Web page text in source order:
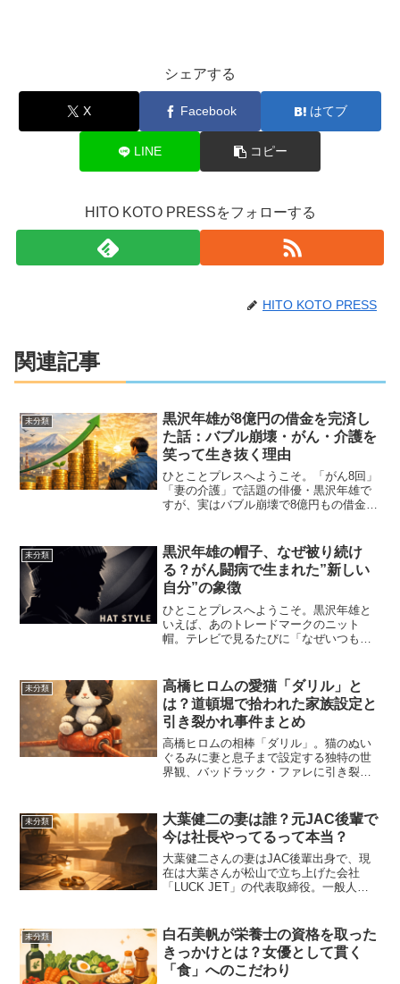
シェアする
X Facebook はてブ
LINE コピー
HITO KOTO PRESSをフォローする
HITO KOTO PRESS
関連記事
未分類
黒沢年雄が8億円の借金を完済し
た話：バブル崩壊・がん・介護を
笑って生き抜く理由
ひとことプレスへようこそ。「がん8回」
「妻の介護」で話題の俳優・黒沢年雄で
すが、実はバブル崩壊で8億円もの借金を
て完済した黒沢年雄。その経験が、今の
「折れない生き...
未分類
黒沢年雄の帽子、なぜ被り続け
る？がん闘病で生まれた”新しい
自分”の象徴
ひとことプレスへようこそ。黒沢年雄と
いえば、あのトレードマークのニット
帽。テレビで見るたびに「なぜいつも帽
との闘いを乗り越えた末に生まれた、黒
沢年雄ならではの深い理由が...
未分類
高橋ヒロムの愛猫「ダリル」と
は？道頓堀で拾われた家族設定と
引き裂かれ事件まとめ
高橋ヒロムの相棒「ダリル」。猫のぬい
ぐるみに妻と息子まで設定する独特の世
界観、バッドラック・ファレに引き裂か
ます。
未分類
大葉健二の妻は誰？元JAC後輩で
今は社長やってるって本当？
大葉健二さんの妻はJAC後輩出身で、現
在は大葉さんが松山で立ち上げた会社
「LUCK JET」の代表取締役。一般人な
未分類
白石美帆が栄養士の資格を取った
きっかけとは？女優として貫く
「食」へのこだわり